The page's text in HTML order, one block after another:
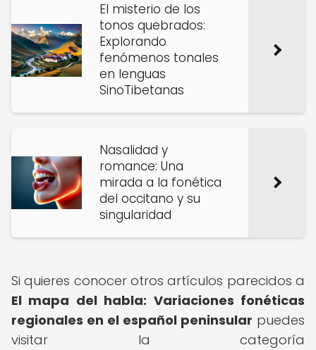
El misterio de los
tonos quebrados:
Explorando
fenómenos tonales
en lenguas
SinoTibetanas
Nasalidad y
romance: Una
mirada a la fonética
del occitano y su
singularidad
Si quieres conocer otros artículos parecidos a
El mapa del habla: Variaciones fonéticas
regionales en el español peninsular puedes
visitar la categoría